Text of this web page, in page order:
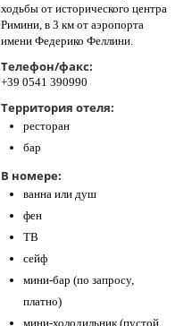
ходьбы от исторического центра
Римини, в 3 км от аэропорта
имени Федерико Феллини.
Телефон/факс:
+39 0541 390990
Территория отеля:
ресторан
бар
В номере:
ванна или душ
фен
ТВ
сейф
мини-бар (по запросу,
платно)
мини-холодильник (пустой,